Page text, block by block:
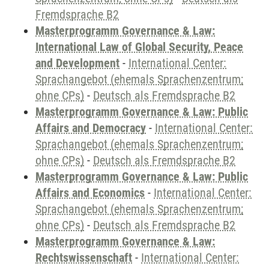
Fremdsprache B2
Masterprogramm Governance & Law:
International Law of Global Security, Peace
and Development - International Center:
Sprachangebot (ehemals Sprachenzentrum;
ohne CPs) - Deutsch als Fremdsprache B2
Masterprogramm Governance & Law: Public
Affairs and Democracy - International Center:
Sprachangebot (ehemals Sprachenzentrum;
ohne CPs) - Deutsch als Fremdsprache B2
Masterprogramm Governance & Law: Public
Affairs and Economics - International Center:
Sprachangebot (ehemals Sprachenzentrum;
ohne CPs) - Deutsch als Fremdsprache B2
Masterprogramm Governance & Law:
Rechtswissenschaft - International Center: